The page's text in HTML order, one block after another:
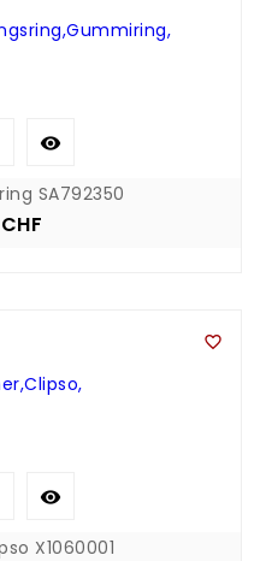

SA792350


X1060001